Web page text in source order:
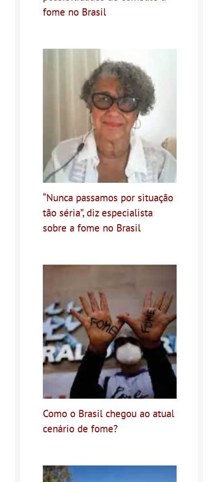
fome no Brasil
“Nunca passamos por situação
tão séria”, diz especialista
sobre a fome no Brasil
Como o Brasil chegou ao atual
cenário de fome?